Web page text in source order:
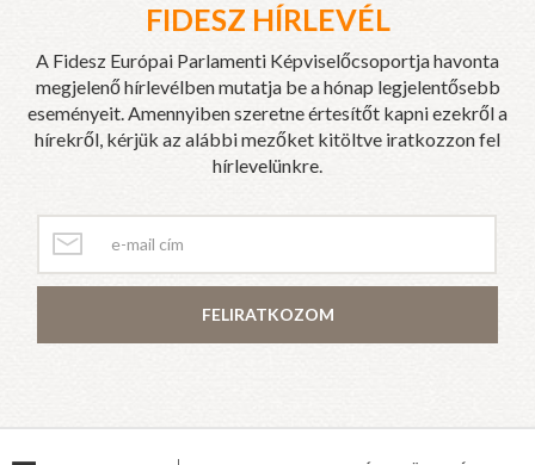
FIDESZ HÍRLEVÉL
A Fidesz Európai Parlamenti Képviselőcsoportja havonta
megjelenő hírlevélben mutatja be a hónap legjelentősebb
eseményeit. Amennyiben szeretne értesítőt kapni ezekről a
hírekről, kérjük az alábbi mezőket kitöltve iratkozzon fel
hírlevelünkre.
FELIRATKOZOM